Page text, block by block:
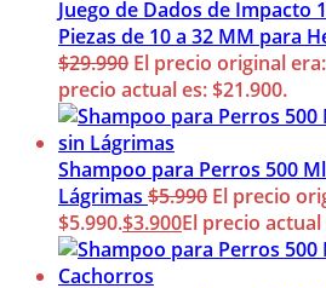
Juego de Dados de Impacto
Piezas de 10 a 32 MM para
$29.990 El precio original
precio actual es: $21.900.
Shampoo para Perros 500
Lágrimas $5.990 El precio
$5.990.$3.900El precio actual